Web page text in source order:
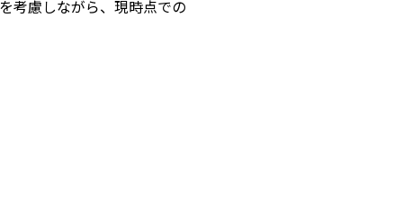
考慮しながら、現時点での